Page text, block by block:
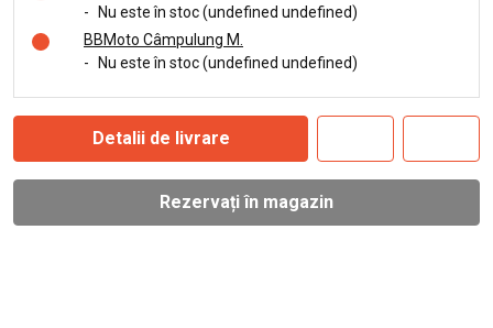
-
Nu este în stoc (undefined undefined)
BBMoto Câmpulung M.
-
Nu este în stoc (undefined undefined)
Detalii de livrare
Rezervați în magazin